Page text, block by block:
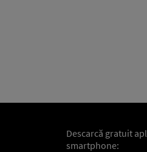
Descarcă gratuit
smartphone: